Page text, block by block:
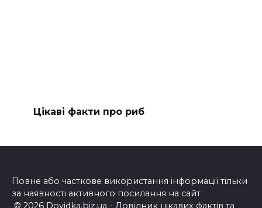
Цікаві факти про риб
Повне або часткове використання інформації тільки
за наявності активного посилання на сайт
© 2026 Dovidka.biz.ua - Довідник цікавих фактів та